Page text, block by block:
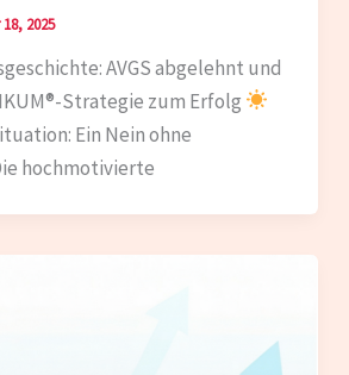
2025
AVGS abgelehnt und
Strategie zum Erfolg
Ein Nein ohne
hochmotivierte